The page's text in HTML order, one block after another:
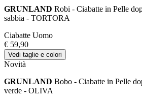
GRUNLAND Robi - Ciabatte in Pelle
sabbia - TORTORA
Ciabatte Uomo
€ 59,90
Vedi taglie e colori
Novità
GRUNLAND Bobo - Ciabatte in Pelle
verde - OLIVA